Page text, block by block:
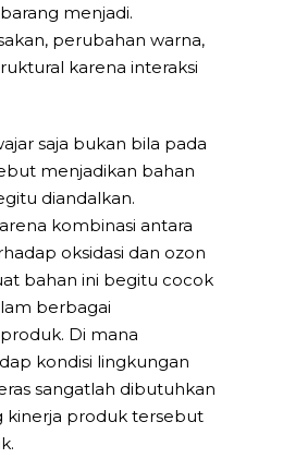
menjadi.
perubahan warna,
karena interaksi
saja bukan bila pada
menjadikan bahan
diandalkan.
kombinasi antara
oksidasi dan ozon
bahan ini begitu cocok
berbagai
Di mana
kondisi lingkungan
sangatlah dibutuhkan
kinerja produk tersebut